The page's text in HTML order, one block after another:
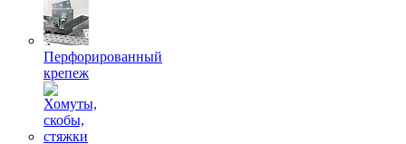
Перфорированный
крепеж